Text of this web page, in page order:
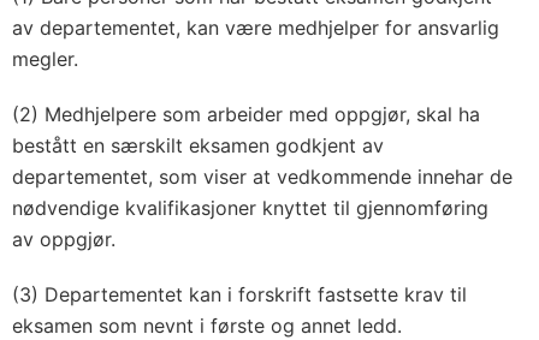
av departementet, kan være medhjelper for ansvarlig
megler.
(2) Medhjelpere som arbeider med oppgjør, skal ha
bestått en særskilt eksamen godkjent av
departementet, som viser at vedkommende innehar de
nødvendige kvalifikasjoner knyttet til gjennomføring
av oppgjør.
(3) Departementet kan i forskrift fastsette krav til
eksamen som nevnt i første og annet ledd.